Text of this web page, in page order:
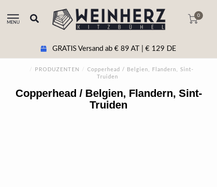
MENU
0
GRATIS Versand ab € 89 AT | € 129 DE
/ PRODUZENTEN /
Copperhead / Belgien, Flandern, Sint-
Truiden
Copperhead / Belgien, Flandern, Sint-
Truiden